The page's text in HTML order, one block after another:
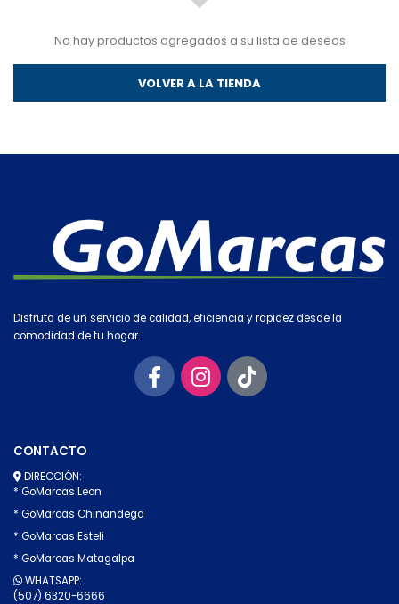
No hay productos agregados a su lista de deseos
VOLVER A LA TIENDA
Disfruta de un servicio de calidad, eficiencia y rapidez desde la
comodidad de tu hogar.
CONTACTO
DIRECCIÓN:
* GoMarcas Leon
* GoMarcas Chinandega
* GoMarcas Esteli
* GoMarcas Matagalpa
WHATSAPP:
(507) 6320-6666